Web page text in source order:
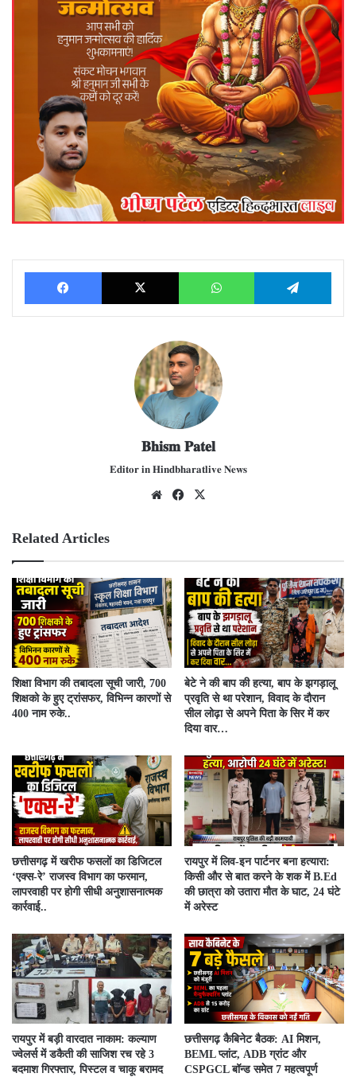
Facebook X WhatsApp
𝐁𝐡𝐢𝐬𝐦 𝐏𝐚𝐭𝐞𝐥
𝐄𝐝𝐢𝐭𝐨𝐫 𝐢𝐧 𝐇𝐢𝐧𝐝𝐛𝐡𝐚𝐫𝐚𝐭𝐥𝐢𝐯𝐞 𝐍𝐞𝐰𝐬
We
Fac
Related Articles
शिक्षा विभाग की तबादला सूची जारी, 700
शिक्षको के हुए ट्रांसफर, विभिन्न कारणों से
400 नाम रुके..
बेटे ने की बाप की हत्या, बाप के झगड़ालू
प्रवृति से था परेशान, विवाद के दौरान
सील लोढ़ा से अपने पिता के सिर में कर
दिया वार…
​छत्तीसगढ़ में खरीफ फसलों का डिजिटल
‘एक्स-रे’ राजस्व विभाग का फरमान,
लापरवाही पर होगी सीधी अनुशासनात्मक
कार्रवाई..
रायपुर में लिव-इन पार्टनर बना हत्यारा:
किसी और से बात करने के शक में B.Ed
की छात्रा को उतारा मौत के घाट, 24 घंटे
में अरेस्ट
रायपुर में बड़ी वारदात नाकाम: कल्याण
ज्वेलर्स में डकैती की साजिश रच रहे 3
बदमाश गिरफ्तार, पिस्टल व चाकू बरामद
छत्तीसगढ़ कैबिनेट बैठक: AI मिशन,
BEML प्लांट, ADB ग्रांट और
CSPGCL बॉन्ड समेत 7 महत्वपूर्ण